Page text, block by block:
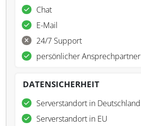
Chat
E-Mail
24/7 Support
persönlicher Ansprechpartner
DATENSICHERHEIT
Serverstandort in Deutschland
Serverstandort in EU